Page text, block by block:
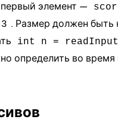
первый элемент —
3 . Размер должен
int n =
определить во